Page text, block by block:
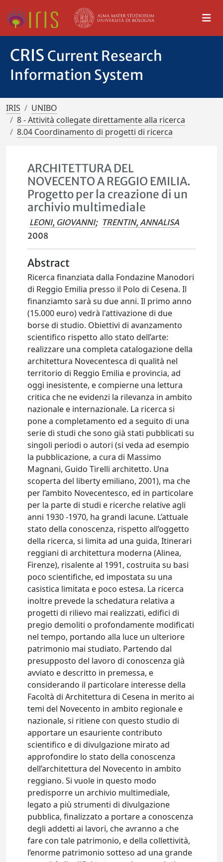
CRIS Current Research
Information System
IRIS
UNIBO
8 - Attività collegate direttamente alla ricerca
8.04 Coordinamento di progetti di ricerca
ARCHITETTURA DEL
NOVECENTO A REGGIO EMILIA.
Progetto per la creazione di un
archivio multimediale
LEONI, GIOVANNI; TRENTIN, ANNALISA
2008
Abstract
Ricerca finanziata dalla Fondazine Manodori
di Reggio Emilia presso il Polo di Cesena. Il
finanziamto sarà su due anni. Il primo anno
(15.000 euro) vedrà l'attivazione di due
borse di studio. Obiettivi di avanzamento
scientifico rispetto allo stato dell’arte:
realizzare una completa catalogazione della
architettura Novecentesca di qualità nel
territorio di Reggio Emilia e provincia, ad
oggi inesistente, e compierne una lettura
critica che ne evidenzi la rilevanza in ambito
nazionale e internazionale. La ricerca si
pone a completamento ed a seguito di una
serie di studi che sono già stati pubblicati su
singoli periodi o autori (si veda ad esempio
la pubblicazione, a cura di Massimo
Magnani, Guido Tirelli architetto. Una
scoperta del liberty emiliano, 2001), ma che
per l’ambito Novecentesco, ed in particolare
per la parte di studi e ricerche relative agli
anni 1930 -1970, ha grandi lacune. L’attuale
stato della conoscenza, rispetto all’oggetto
della ricerca, si limita ad una guida, Itinerari
reggiani di architettura moderna (Alinea,
Firenze), risalente al 1991, costruita su basi
poco scientifiche, ed impostata su una
casistica limitata e poco estesa. La ricerca
inoltre prevede la schedatura relativa a
progetti di rilievo mai realizzati, edifici di
pregio demoliti o profondamente modificati
nel tempo, portando alla luce un ulteriore
patrimonio mai studiato. Partendo dal
presupposto del lavoro di conoscenza già
avviato e descritto in premessa, e
considerando il particolare interesse della
Facoltà di Architettura di Cesena in merito ai
temi del Novecento in ambito regionale e
nazionale, si ritiene con questo studio di
apportare un esauriente contributo
scientifico e di divulgazione mirato ad
approfondire lo stato della conoscenza
dell’architettura del Novecento in ambito
reggiano. Si vuole in questo modo
predisporre un archivio multimediale,
legato a più strumenti di divulgazione
pubblica, finalizzato a portare a conoscenza
degli addetti ai lavori, che avranno a che
fare con tale patrimonio, e della collettività,
l’enorme patrimonio sotteso ad una grande